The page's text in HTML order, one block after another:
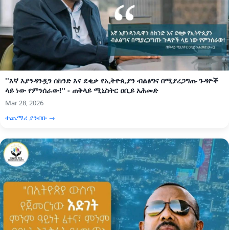
''እኛ እያንዳንዷን ሰከንድ እና ደቂቃ የኢትዮጲያን ብልፅግና በሚያረጋግጡ ጉዳዮች
ላይ ነው የምንሰራው!'' - ጠቅላይ ሚኒስትር ዐቢይ አሕመድ
Mar 28, 2026
ተጨማሪ ያንብቡ →